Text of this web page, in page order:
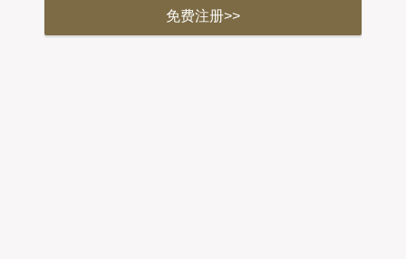
免费注册>>